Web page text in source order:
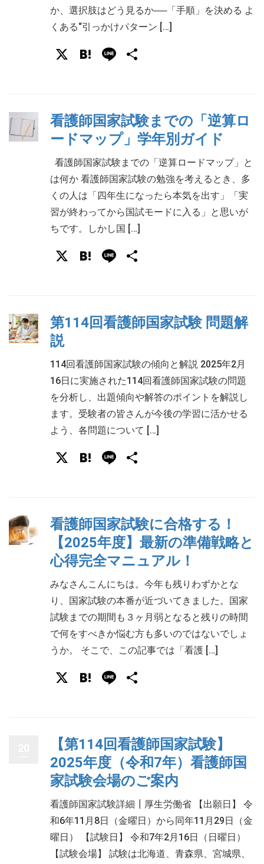
か、選択肢はどう見るか──「手順」を決める よ
くある“引っかけパターン […]
X Hatena
Line
看護師国家試験までの「逆算ロ
ードマップ」学年別ガイド
看護師国家試験までの「逆算ロードマップ」と
は何か 看護師国家試験の勉強を考えるとき、多
くの人は「四年生になったら本気を出す」「実
習が終わってから国試モードに入る」と思いが
ちです。しかし国 […]
X Hatena
Line
第114回看護師国家試験 問題解
説
114回看護師国家試験の傾向と解説 2025年2月
16日に実施された114回看護師国家試験の問題
を分析し、出題傾向や解答のポイントを解説し
ます。受験者の皆さんが今後の学習に活かせる
よう、各問題について […]
X Hatena
Line
看護師国家試験に合格する！
【2025年度】最新の準備戦略と
心得完全マニュアル！
みなさんこんにちは。今年も残りわずかとな
り、国家試験の本番が近づいてきました。国家
試験までの期間も３ヶ月弱となると残りの時間
で何をすべきか悩む方も多いのではないでしょ
うか。 そこで、この記事では「看護 […]
X Hatena
Line
【第114回看護師国家試験】
2025年度（令和7年）看護師国
家試験会場のご案内
看護師国家試験詳細┃厚生労働省 【出願日】 令
和6年11月8日（金曜日）から同年11月29日（金
曜日） 【試験日】 令和7年2月16日（日曜日）
【試験会場】 試験は北海道、青森県、宮城県、